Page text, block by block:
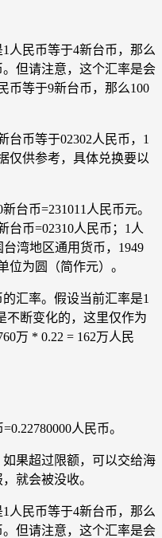
人民币等于4新台币，那么
但请注意，这个汇率是会
币等于9新台币，那么100
台币等于02302人民币，1
仅供参考，具体兑换要以
台币=231011人民币元。
台币=02310人民币；1人
湾地区通用货币，1949
位为圆（简作元）。
汇率。假设当前汇率是1
不断变化的，这里仅作为
万 * 0.22 = 162万人民
人民币。
果超过限额，可以交给海
就会被没收。
人民币等于4新台币，那么
但请注意，这个汇率是会